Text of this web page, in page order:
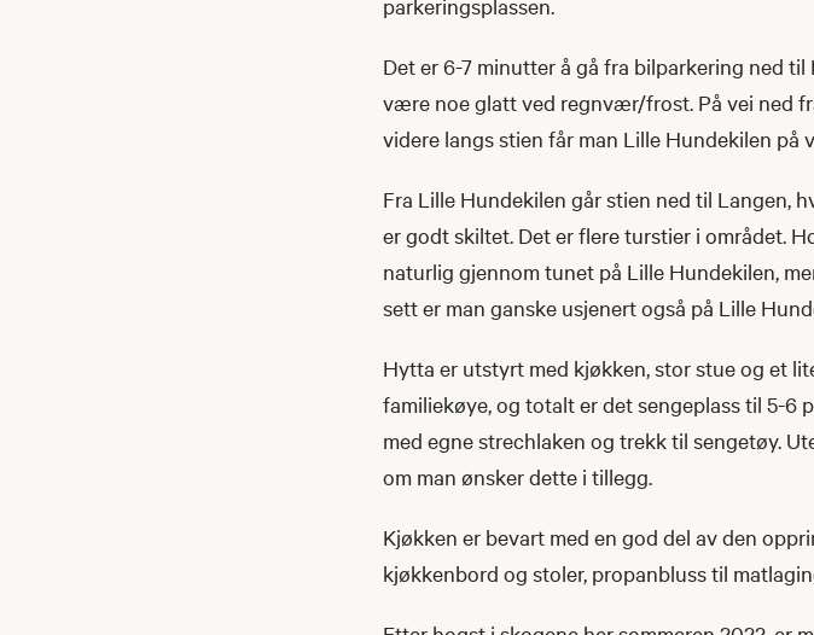
parkeringsplassen.
Det er 6-7 minutter å gå fra bilparkering ned
være noe glatt ved regnvær/frost. På vei ned
videre langs stien får man Lille Hundekilen på
Fra Lille Hundekilen går stien ned til Langen,
er godt skiltet. Det er flere turstier i området.
naturlig gjennom tunet på Lille Hundekilen,
sett er man ganske usjenert også på Lille
Hytta er utstyrt med kjøkken, stor stue og et
familiekøye, og totalt er det sengeplass til 5-6
med egne strechlaken og trekk til sengetøy.
om man ønsker dette i tillegg.
Kjøkken er bevart med en god del av den
kjøkkenbord og stoler, propanbluss til